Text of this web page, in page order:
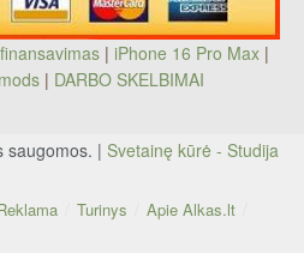
| iPhone 16 Pro Max|
| DARBO SKELBIMAI
saugomos. | Svetainę kūrė - Studija
Turinys
Apie Alkas.lt